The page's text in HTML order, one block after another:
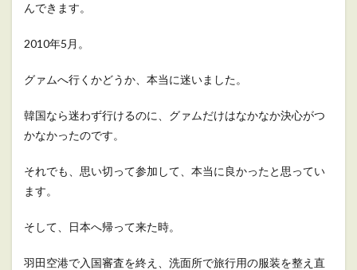
んできます。
2010年5月。
グァムへ行くかどうか、本当に迷いました。
韓国なら迷わず行けるのに、グァムだけはなかなか決心がつ
かなかったのです。
それでも、思い切って参加して、本当に良かったと思ってい
ます。
そして、日本へ帰って来た時。
羽田空港で入国審査を終え、洗面所で旅行用の服装を整え直